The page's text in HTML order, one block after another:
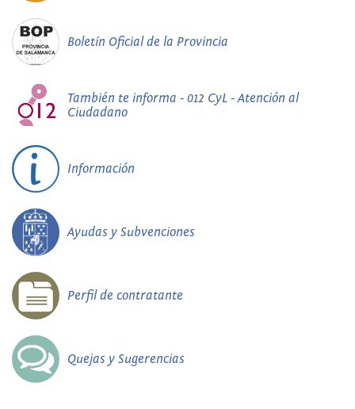
Boletín Oficial de la Provincia
También te informa - 012 CyL - Atención al
Ciudadano
Información
Ayudas y Subvenciones
Perfil de contratante
Quejas y Sugerencias